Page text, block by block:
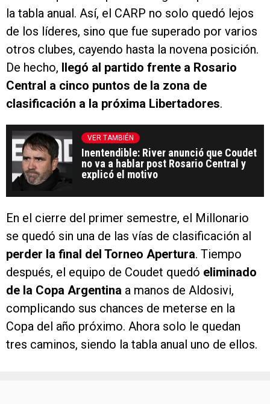
la tabla anual. Así, el CARP no solo quedó lejos
de los líderes, sino que fue superado por varios
otros clubes, cayendo hasta la novena posición.
De hecho, llegó al partido frente a Rosario
Central a cinco puntos de la zona de
clasificación a la próxima Libertadores.
VER TAMBIÉN
Inentendible: River anunció que Coudet
no va a hablar post Rosario Central y
explicó el motivo
En el cierre del primer semestre, el Millonario
se quedó sin una de las vías de clasificación al
perder la final del Torneo Apertura. Tiempo
después, el equipo de Coudet quedó eliminado
de la Copa Argentina a manos de Aldosivi,
complicando sus chances de meterse en la
Copa del año próximo. Ahora solo le quedan
tres caminos, siendo la tabla anual uno de ellos.